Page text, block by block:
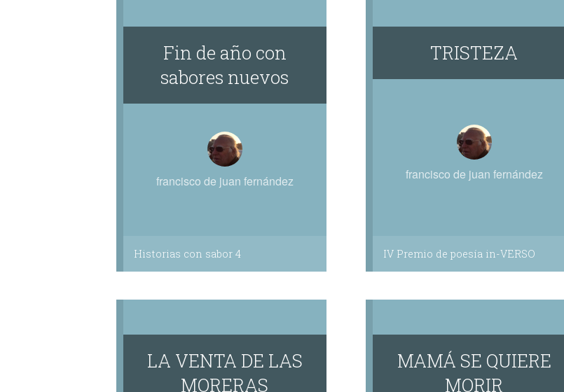
Fin de año con
sabores nuevos
francisco de juan fernández
Historias con sabor 4
TRISTEZA
francisco de juan fernández
IV Premio de poesía in-VERSO
LA VENTA DE LAS
MORERAS
MAMÁ SE QUIERE
MORIR